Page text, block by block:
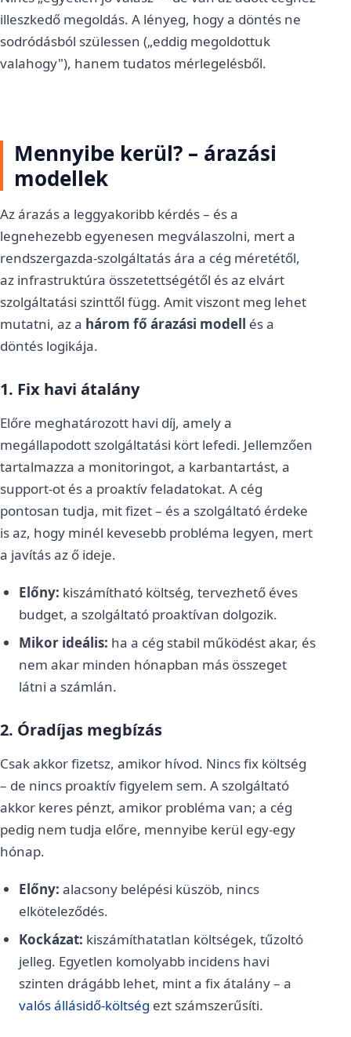
illeszkedő megoldás. A lényeg, hogy a döntés ne
sodródásból szülessen („eddig megoldottuk
valahogy"), hanem tudatos mérlegelésből.
Mennyibe kerül? – árazási
modellek
Az árazás a leggyakoribb kérdés – és a
legnehezebb egyenesen megválaszolni, mert a
rendszergazda-szolgáltatás ára a cég méretétől,
az infrastruktúra összetettségétől és az elvárt
szolgáltatási szinttől függ. Amit viszont meg lehet
mutatni, az a három fő árazási modell és a
döntés logikája.
1. Fix havi átalány
Előre meghatározott havi díj, amely a
megállapodott szolgáltatási kört lefedi. Jellemzően
tartalmazza a monitoringot, a karbantartást, a
support-ot és a proaktív feladatokat. A cég
pontosan tudja, mit fizet – és a szolgáltató érdeke
is az, hogy minél kevesebb probléma legyen, mert
a javítás az ő ideje.
Előny: kiszámítható költség, tervezhető éves
budget, a szolgáltató proaktívan dolgozik.
Mikor ideális: ha a cég stabil működést akar, és
nem akar minden hónapban más összeget
látni a számlán.
2. Óradíjas megbízás
Csak akkor fizetsz, amikor hívod. Nincs fix költség
– de nincs proaktív figyelem sem. A szolgáltató
akkor keres pénzt, amikor probléma van; a cég
pedig nem tudja előre, mennyibe kerül egy-egy
hónap.
Előny: alacsony belépési küszöb, nincs
elköteleződés.
Kockázat: kiszámíthatatlan költségek, tűzoltó
jelleg. Egyetlen komolyabb incidens havi
szinten drágább lehet, mint a fix átalány – a
valós állásidő-költség ezt számszerűsíti.